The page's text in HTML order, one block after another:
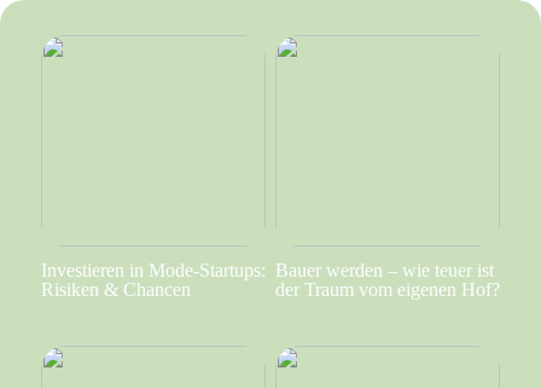
Investieren in Mode-Startups:
Risiken & Chancen
Bauer werden – wie teuer ist
der Traum vom eigenen Hof?